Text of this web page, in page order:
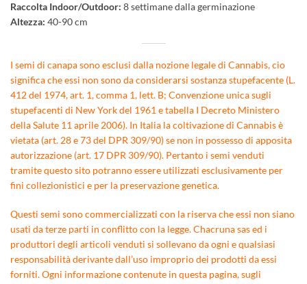
Raccolta Indoor/Outdoor: 8 settimane dalla germinazione
Altezza: 40-90 cm
I semi di canapa sono esclusi dalla nozione legale di Cannabis, cio
significa che essi non sono da considerarsi sostanza stupefacente (L.
412 del 1974, art. 1, comma 1, lett. B; Convenzione unica sugli
stupefacenti di New York del 1961 e tabella I Decreto Ministero
della Salute 11 aprile 2006). In Italia la coltivazione di Cannabis è
vietata (art. 28 e 73 del DPR 309/90) se non in possesso di apposita
autorizzazione (art. 17 DPR 309/90). Pertanto i semi venduti
tramite questo sito potranno essere utilizzati esclusivamente per
fini collezionistici e per la preservazione genetica.
Questi semi sono commercializzati con la riserva che essi non siano
usati da terze parti in conflitto con la legge. Chacruna sas ed i
produttori degli articoli venduti si sollevano da ogni e qualsiasi
responsabilità derivante dall’uso improprio dei prodotti da essi
forniti. Ogni informazione contenute in questa pagina, sugli